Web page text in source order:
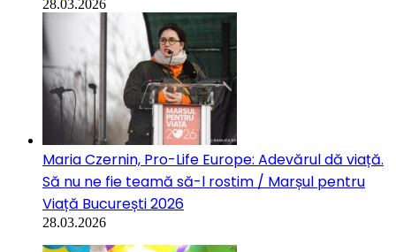
28.03.2026
Maria Czernin, Pro-Life Europe: Adevărul dă viață.
Să nu ne fie teamă să-l rostim / Marșul pentru
Viață București 2026
28.03.2026